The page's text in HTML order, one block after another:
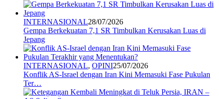
INTERNASIONAL28/07/2026
Gempa Berkekuatan 7,1 SR Timbulkan Kerusakan Luas di
Jepang
INTERNASIONAL, OPINI25/07/2026
Konflik AS-Israel dengan Iran Kini Memasuki Fase Pukulan
Ter…